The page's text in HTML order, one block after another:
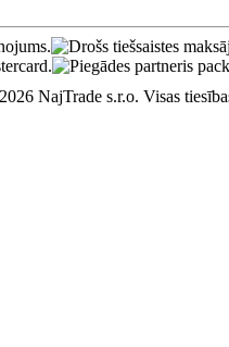
NajTrade s.r.o. Visas